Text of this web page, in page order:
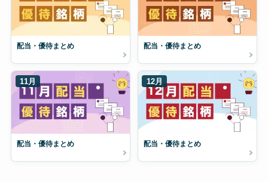
配当・優待まとめ 配当・優待まとめ
11月
配当・優待まとめ
12月
配当・優待まとめ